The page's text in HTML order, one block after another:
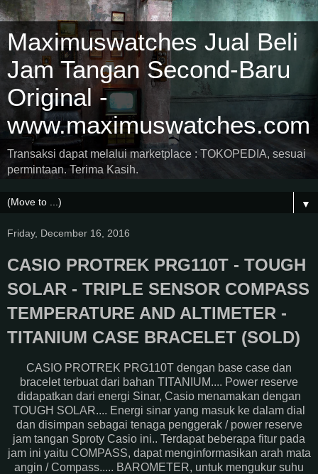
Maximuswatches Jual Beli
Jam Tangan Second-Baru
Original -
www.maximuswatches.com
Transaksi dapat melalui marketplace : TOKOPEDIA, sesuai
permintaan. Terima Kasih.
▼
Friday, December 16, 2016
CASIO PROTREK PRG110T - TOUGH
SOLAR - TRIPLE SENSOR COMPASS
TEMPERATURE AND ALTIMETER -
TITANIUM CASE BRACELET (SOLD)
CASIO PROTREK PRG110T dengan base case dan
bracelet terbuat dari bahan TITANIUM.... Power reserve
didapatkan dari energi Sinar, Casio menamakan dengan
TOUGH SOLAR.... Energi sinar yang masuk ke dalam dial
dan disimpan sebagai tenaga penggerak / power reserve
jam tangan Sproty Casio ini.. Terdapat beberapa fitur pada
jam ini yaitu COMPASS, dapat menginformasikan arah mata
angin / Compass..... BAROMETER, untuk mengukur suhu